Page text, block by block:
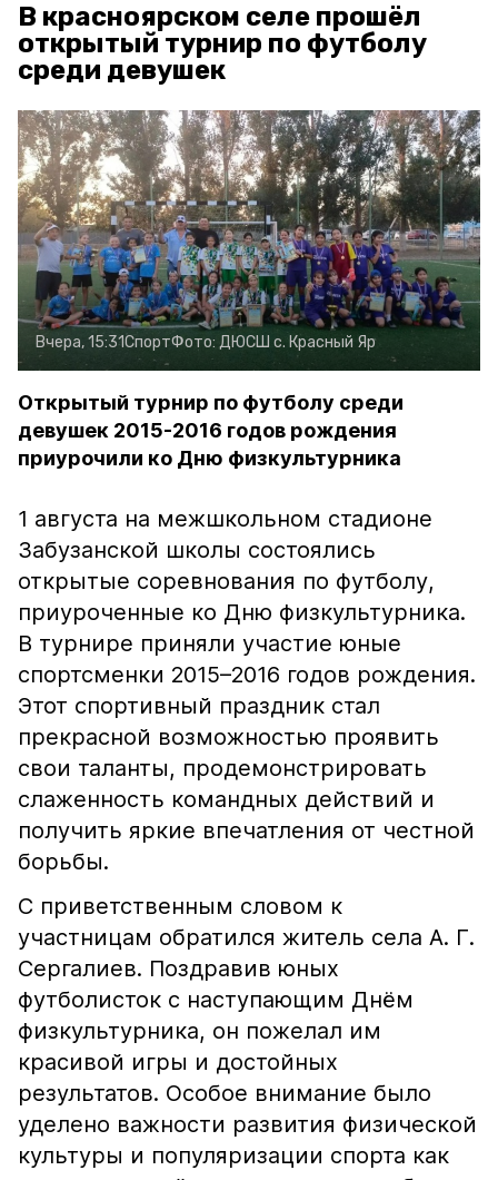
В красноярском селе прошёл
открытый турнир по футболу
среди девушек
Вчера, 15:31СпортФото: ДЮСШ с. Красный Яр
Открытый турнир по футболу среди
девушек 2015-2016 годов рождения
приурочили ко Дню физкультурника
1 августа на межшкольном стадионе
Забузанской школы состоялись
открытые соревнования по футболу,
приуроченные ко Дню физкультурника.
В турнире приняли участие юные
спортсменки 2015–2016 годов рождения.
Этот спортивный праздник стал
прекрасной возможностью проявить
свои таланты, продемонстрировать
слаженность командных действий и
получить яркие впечатления от честной
борьбы.
С приветственным словом к
участницам обратился житель села А. Г.
Сергалиев. Поздравив юных
футболисток с наступающим Днём
физкультурника, он пожелал им
красивой игры и достойных
результатов. Особое внимание было
уделено важности развития физической
культуры и популяризации спорта как